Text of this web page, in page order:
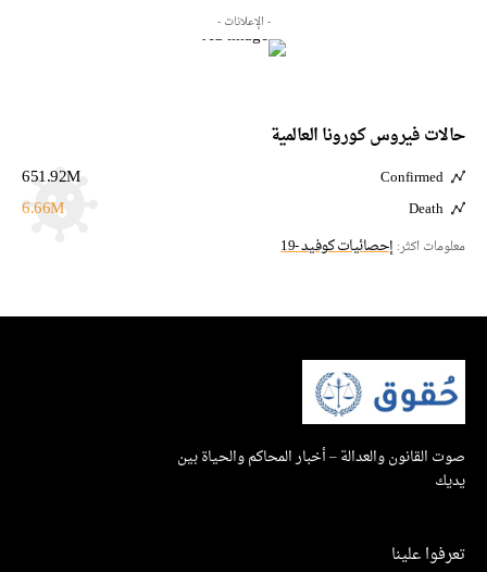
- الإعلانات -
حالات فيروس كورونا العالمية
Confirmed
651.92M
Death
6.66M
معلومات اكثر:إحصائيات كوفيد -19
صوت القانون والعدالة – أخبار المحاكم والحياة بين
يديك
تعرفوا علينا